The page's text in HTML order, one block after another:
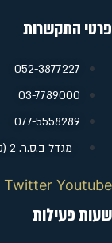
פרטי התקשרות
052-3877227
‭03-7789000
077-5558289
מגדל ב.ס.ר. 2 (קומה 28), דרך בן גוריון 1, בני ברק
Twitter Youtube
שעות פעילות